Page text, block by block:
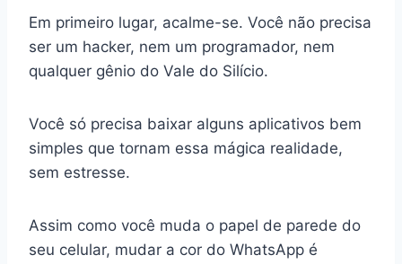
Em primeiro lugar, acalme-se. Você não precisa
ser um hacker, nem um programador, nem
qualquer gênio do Vale do Silício.
Você só precisa baixar alguns aplicativos bem
simples que tornam essa mágica realidade,
sem estresse.
Assim como você muda o papel de parede do
seu celular, mudar a cor do WhatsApp é